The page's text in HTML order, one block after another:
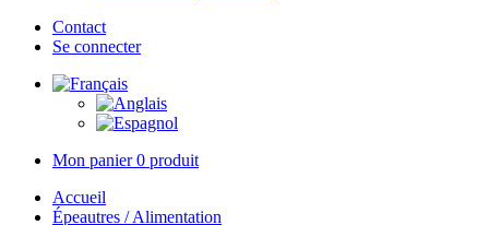
Contact
Se connecter
Mon panier0 produit
Accueil
Épeautres / Alimentation